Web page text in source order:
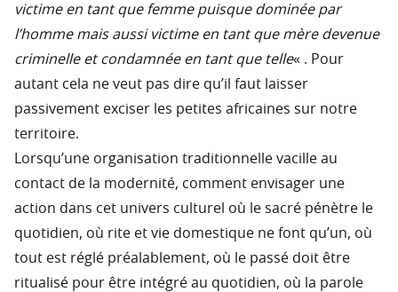
victime en tant que femme puisque dominée par
l’homme mais aussi victime en tant que mère devenue
criminelle et condamnée en tant que telle« . Pour
autant cela ne veut pas dire qu’il faut laisser
passivement exciser les petites africaines sur notre
territoire.
Lorsqu’une organisation traditionnelle vacille au
contact de la modernité, comment envisager une
action dans cet univers culturel où le sacré pénètre le
quotidien, où rite et vie domestique ne font qu’un, où
tout est réglé préalablement, où le passé doit être
ritualisé pour être intégré au quotidien, où la parole